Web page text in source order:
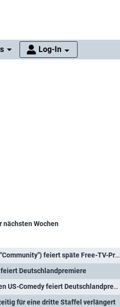
Log-In
nächsten Wochen
"Animal Control": US-Comedy mit Joel McHale ("Community") feiert späte Free-TV-Premiere
Deutschlandpremiere
"Animal Control": Zweite Staffel der erfolgreichen US-Comedy feiert Deutschlandpremiere
für eine dritte Staffel verlängert